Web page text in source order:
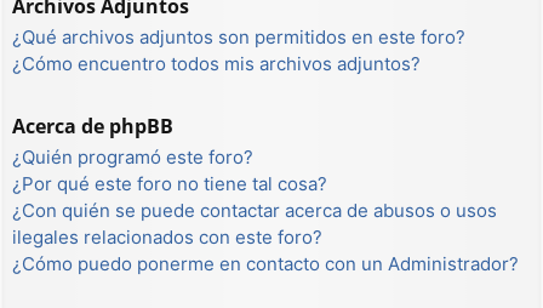
Archivos Adjuntos
¿Qué archivos adjuntos son permitidos en este foro?
¿Cómo encuentro todos mis archivos adjuntos?
Acerca de phpBB
¿Quién programó este foro?
¿Por qué este foro no tiene tal cosa?
¿Con quién se puede contactar acerca de abusos o usos
ilegales relacionados con este foro?
¿Cómo puedo ponerme en contacto con un Administrador?